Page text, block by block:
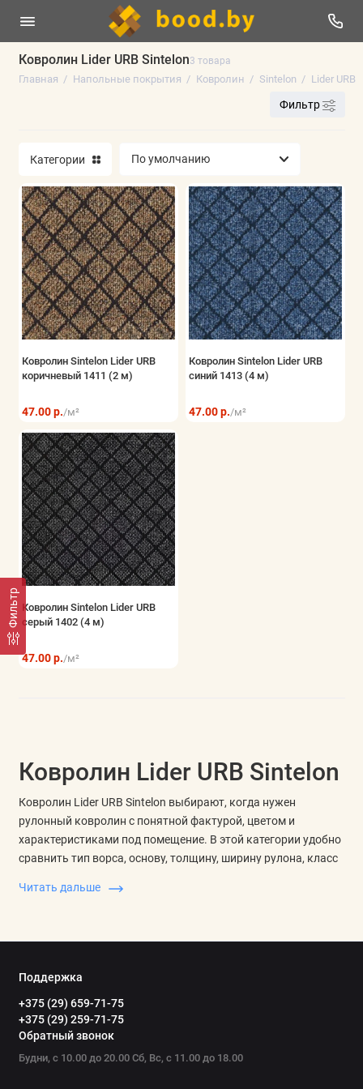
Ковролин Lider URB Sintelon3 товара
Главная Напольные покрытия Ковролин Sintelon Lider URB
Фильтр
Ламинат
Виниловые полы
Паркетная доска
Ковролин
Искусственная трава
Аксессуары
Показать все
Фильтр
Категории
Ковролин Sintelon Lider URB
коричневый 1411 (2 м)
47.00 р./м²
Ковролин Sintelon Lider URB
синий 1413 (4 м)
47.00 р./м²
Ковролин Sintelon Lider URB
серый 1402 (4 м)
47.00 р./м²
Ковролин Lider URB Sintelon
Ковролин Lider URB Sintelon выбирают, когда нужен
рулонный ковролин с понятной фактурой, цветом и
характеристиками под помещение. В этой категории удобно
сравнить тип ворса, основу, толщину, ширину рулона, класс
к нагрузке. Эти параметры помогают понять, где покрытие
или помещении с частым проходом.
Отдельно оценивают основание пола, способ фиксации,
направление ворса, стыки полотен и запас на подрезку. Если
Читать дальше
Поддержка
+375 (29) 659-71-75
+375 (29) 259-71-75
Обратный звонок
Будни, с 10.00 до 20.00 Сб, Вс, с 11.00 до 18.00